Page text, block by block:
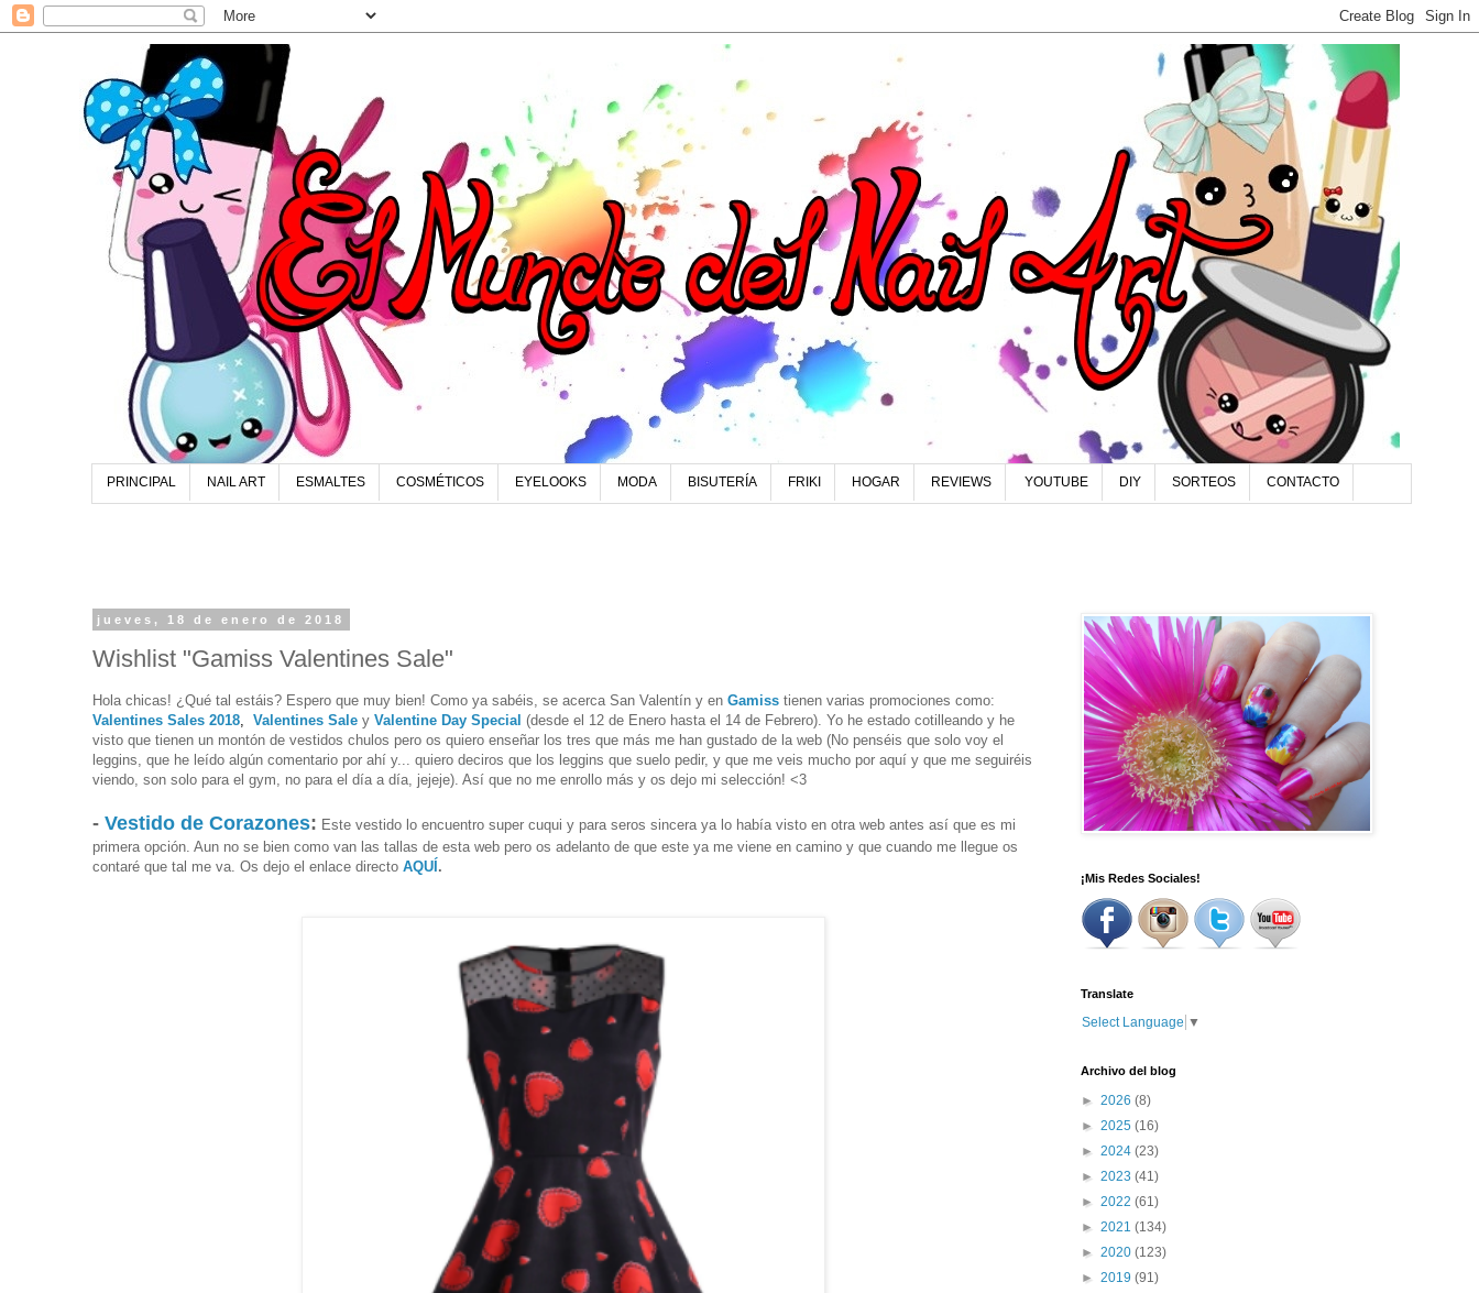
PRINCIPAL NAIL ART ESMALTES COSMÉTICOS EYELOOKS MODA BISUTERÍA FRIKI HOGAR REVIEWS YOUTUBE DIY SORTEOS CONTACTO
jueves, 18 de enero de 2018
Wishlist "Gamiss Valentines Sale"
Hola chicas! ¿Qué tal estáis? Espero que muy bien! Como ya sabéis, se acerca San Valentín y en Gamiss tienen varias promociones como:
Valentines Sales 2018
Valentines Sale y Valentine Day Special (desde el 12 de Enero hasta el 14 de Febrero). Yo he estado cotilleando y he
visto que tienen un montón de vestidos chulos pero os quiero enseñar los tres que más me han gustado de la web (No penséis que solo voy el
leggins, que he leído algún comentario por ahí y... quiero deciros que los leggins que suelo pedir, y que me veis mucho por aquí y que me seguiréis
viendo, son solo para el gym, no para el día a día, jejeje). Así que no me enrollo más y os dejo mi selección! <3
- Vestido de Corazones: Este vestido lo encuentro super cuqui y para seros sincera ya lo había visto en otra web antes así que es mi
primera opción. Aun no se bien como van las tallas de esta web pero os adelanto de que este ya me viene en camino y que cuando me llegue os
contaré que tal me va. Os dejo el enlace directo AQUÍ.
¡Mis Redes Sociales!
Translate
Select Language ▼
Archivo del blog
► 2026 (8)
► 2025 (16)
► 2024 (23)
► 2023 (41)
► 2022 (61)
► 2021 (134)
► 2020 (123)
► 2019 (91)